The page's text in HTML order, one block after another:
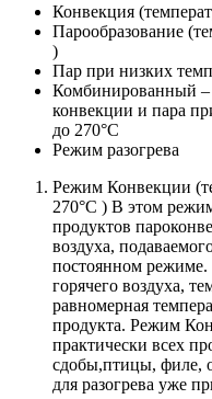
Конвекция
Парообразование
)
Пар при низких
Комбинированный
конвекции и пара
до 270°С
Режим разогрева
Режим Конвекции
270°С ) В этом
продуктов
воздуха,
постоянном
горячего воздуха,
равномерная
продукта. Режим
практически всех
сдобы,птицы, филе,
для разогрева уже